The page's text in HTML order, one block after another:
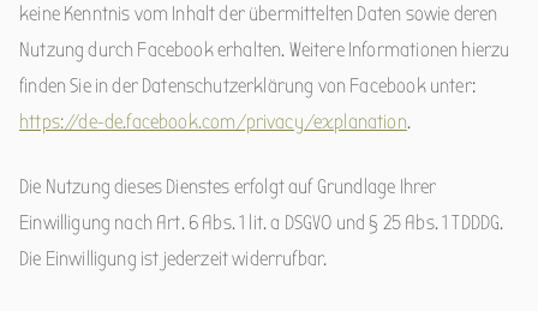
keine Kenntnis vom Inhalt der übermittelten Daten sowie deren
Nutzung durch Facebook erhalten. Weitere Informationen hierzu
finden Sie in der Datenschutzerklärung von Facebook unter:
https://de-de.facebook.com/privacy/explanation.
Die Nutzung dieses Dienstes erfolgt auf Grundlage Ihrer
Einwilligung nach Art. 6 Abs. 1 lit. a DSGVO und § 25 Abs. 1 TDDDG.
Die Einwilligung ist jederzeit widerrufbar.